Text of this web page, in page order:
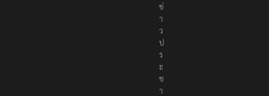
ข่
า
ว
ป
ร
ะ
ช
า